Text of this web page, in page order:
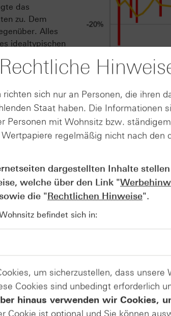
Quelle: LSEG, HSBC² /
das
zu. Dem
Alles
idealtypischen
bzw. die
den Trend
diese anfallen) sind in der Darstellung nicht
Gold (Annually)
Das Jahr der Allzeithochs –
Gold (Annually)
Rechtliche
richten sich nur an Personen, die ihren
Staat haben. Die Informationen
Personen mit Wohnsitz bzw.
regelmäßig nicht nach den
dargestellten Inhalte
welche über den Link "
die "Rechtlichen Hinweise".
befindet sich in:
um sicherzustellen, dass
Cookies sind unbedingt erforderlich
hinaus verwenden wir Cookies,
Cookie ist optional und Sie können